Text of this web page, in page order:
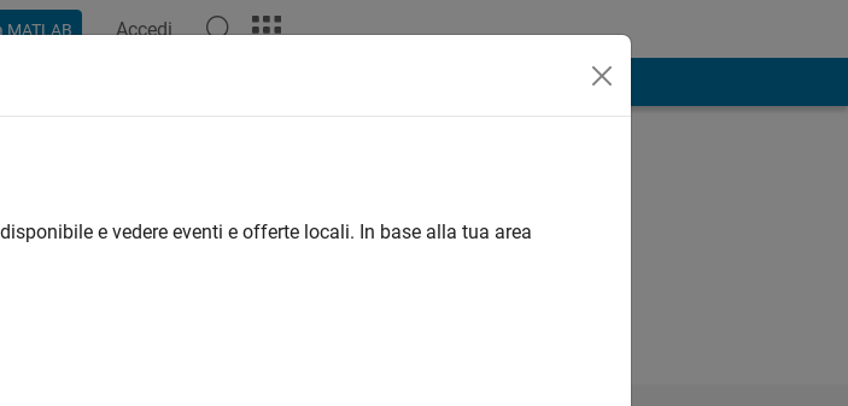
MATLAB Accedi
e vedere eventi e offerte locali. In base alla tua area